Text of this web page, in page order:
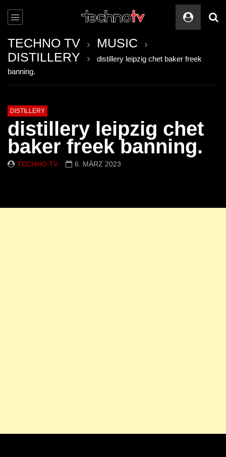
TECHNO TV
MUSIC
DISTILLERY
distillery leipzig chet baker freek
banning.
DISTILLERY
distillery leipzig chet
baker freek banning.
TECHNO TV 6. MÄRZ 2023